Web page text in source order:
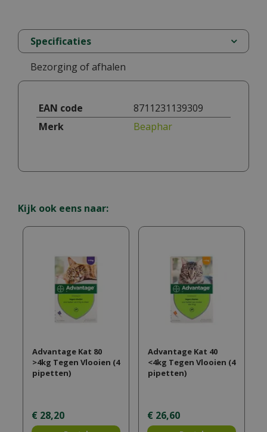
Specificaties
Bezorging of afhalen
EAN code
8711231139309
Merk
Beaphar
Kijk ook eens naar:
Advantage Kat 80
>4kg Tegen Vlooien (4
pipetten)
€ 28,20
Advantage Kat 40
<4kg Tegen Vlooien (4
pipetten)
€ 26,60